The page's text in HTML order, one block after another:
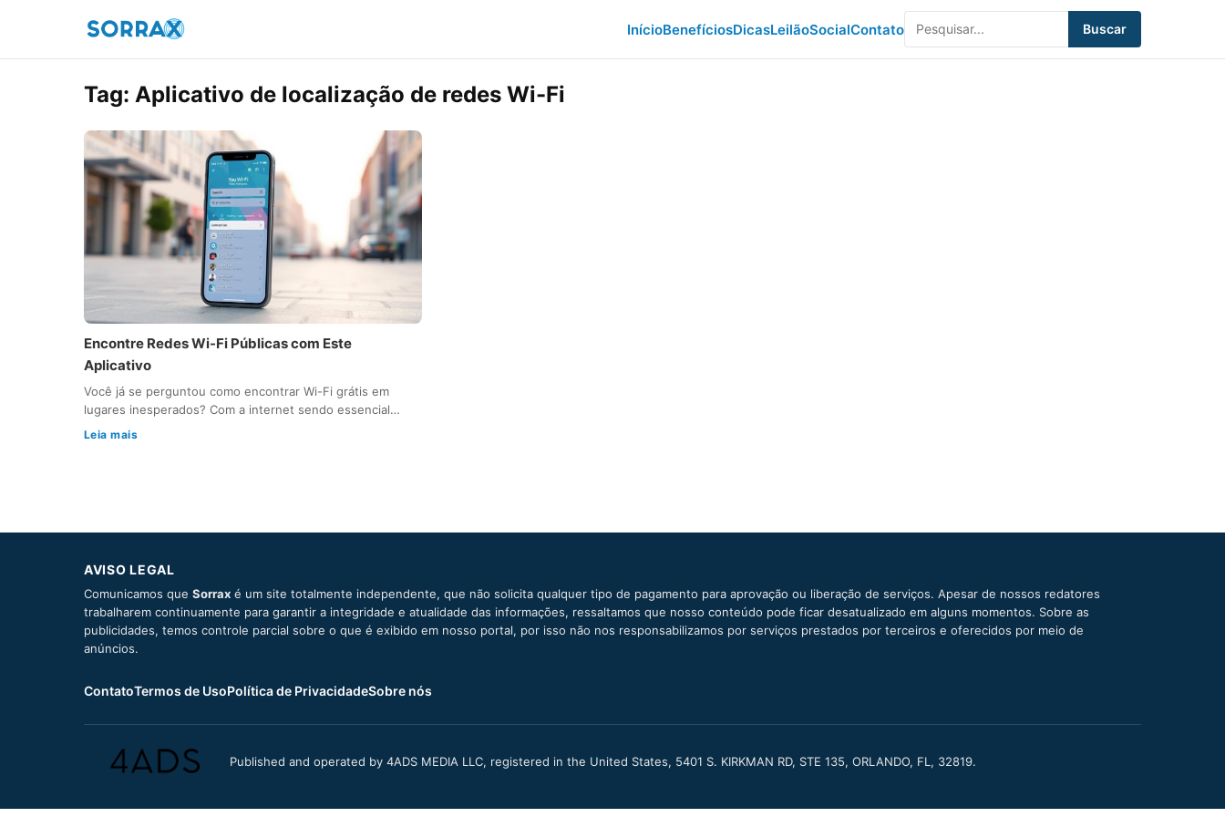
InícioBenefíciosDicasLeilãoSocialContato Buscar
Tag: Aplicativo de localização de redes Wi-Fi
Encontre Redes Wi-Fi Públicas com Este
Aplicativo
Você já se perguntou como encontrar Wi-Fi grátis em
lugares inesperados? Com a internet sendo essencial…
Leia mais
AVISO LEGAL
Comunicamos que Sorrax é um site totalmente independente, que não solicita qualquer tipo de pagamento para aprovação ou liberação de serviços. Apesar de nossos redatores
trabalharem continuamente para garantir a integridade e atualidade das informações, ressaltamos que nosso conteúdo pode ficar desatualizado em alguns momentos. Sobre as
publicidades, temos controle parcial sobre o que é exibido em nosso portal, por isso não nos responsabilizamos por serviços prestados por terceiros e oferecidos por meio de
anúncios.
ContatoTermos de UsoPolítica de PrivacidadeSobre nós
Published and operated by 4ADS MEDIA LLC, registered in the United States, 5401 S. KIRKMAN RD, STE 135, ORLANDO, FL, 32819.